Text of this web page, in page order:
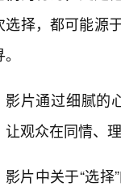
选择，都可能源
影片通过细腻的
让观众在同情、
影片中关于“选